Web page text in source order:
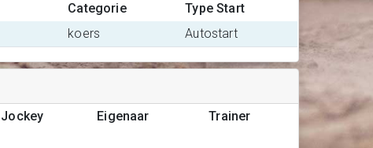
Categorie
Type Start
koers Autostart
Jockey Eigenaar
Trainer